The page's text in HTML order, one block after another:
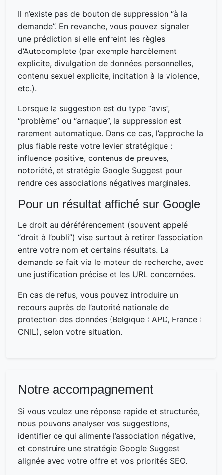
Il n’existe pas de bouton de suppression “à la
demande”. En revanche, vous pouvez signaler
une prédiction si elle enfreint les règles
d’Autocomplete (par exemple harcèlement
explicite, divulgation de données personnelles,
contenu sexuel explicite, incitation à la violence,
etc.).
Lorsque la suggestion est du type “avis”,
“problème” ou “arnaque”, la suppression est
rarement automatique. Dans ce cas, l’approche la
plus fiable reste votre levier stratégique :
influence positive, contenus de preuves,
notoriété, et stratégie Google Suggest pour
rendre ces associations négatives marginales.
Pour un résultat affiché sur Google
Le droit au déréférencement (souvent appelé
“droit à l’oubli”) vise surtout à retirer l’association
entre votre nom et certains résultats. La
demande se fait via le moteur de recherche, avec
une justification précise et les URL concernées.
En cas de refus, vous pouvez introduire un
recours auprès de l’autorité nationale de
protection des données (Belgique : APD, France :
CNIL), selon votre situation.
Notre accompagnement
Si vous voulez une réponse rapide et structurée,
nous pouvons analyser vos suggestions,
identifier ce qui alimente l’association négative,
et construire une stratégie Google Suggest
alignée avec votre offre et vos priorités SEO.